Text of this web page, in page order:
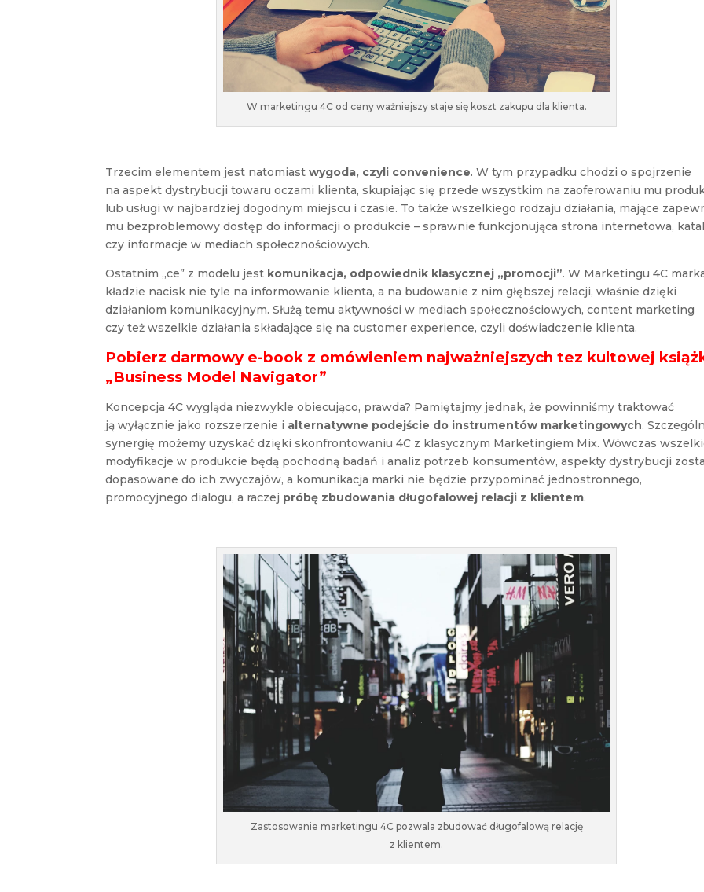
W marketingu 4C od ceny ważniejszy staje się koszt zakupu dla klienta.
Trzecim elementem jest natomiastwygoda, czyli convenience. W tym przypadku chodzi o spojrzenie
na aspekt dystrybucji towaru oczami klienta, skupiając się przede wszystkim na zaoferowaniu mu
lub usługi w najbardziej dogodnym miejscu i czasie. To także wszelkiego rodzaju działania, mające
mu bezproblemowy dostęp do informacji o produkcie – sprawnie funkcjonująca strona internetowa,
czy informacje w mediach społecznościowych.
Ostatnim „ce” z modelu jest komunikacja, odpowiednik klasycznej „promocji”. W Marketingu 4C
kładzie nacisk nie tyle na informowanie klienta, a na budowanie z nim głębszej relacji, właśnie dzięki
działaniom komunikacyjnym. Służą temu aktywności w mediach społecznościowych, content marketing
czy też wszelkie działania składające się na customer experience, czyli doświadczenie klienta.
Pobierz darmowy e-book z omówieniem najważniejszych tez kultowej
„Business Model Navigator”
Koncepcja 4C wygląda niezwykle obiecująco, prawda? Pamiętajmy jednak, że powinniśmy traktować
ją wyłącznie jako rozszerzenie i alternatywne podejście do instrumentów marketingowych.
synergię możemy uzyskać dzięki skonfrontowaniu 4C z klasycznym Marketingiem Mix. Wówczas
modyfikacje w produkcie będą pochodną badań i analiz potrzeb konsumentów, aspekty dystrybucji
dopasowane do ich zwyczajów, a komunikacja marki nie będzie przypominać jednostronnego,
promocyjnego dialogu, a raczej próbę zbudowania długofalowej relacji z klientem.
Zastosowanie marketingu 4C pozwala zbudować długofalową relację
z klientem.